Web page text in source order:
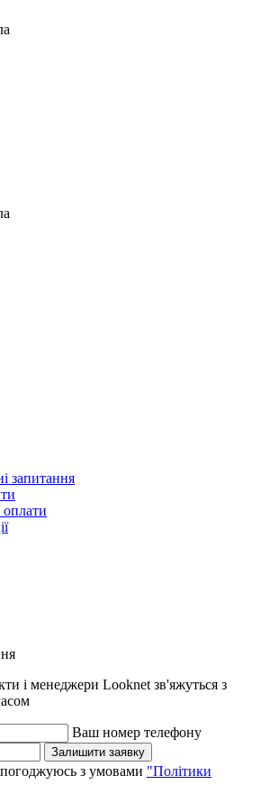
запитання
і менеджери Looknet зв'яжуться з
Ваш номер телефону
Залишити заявку
з умовами "Політики